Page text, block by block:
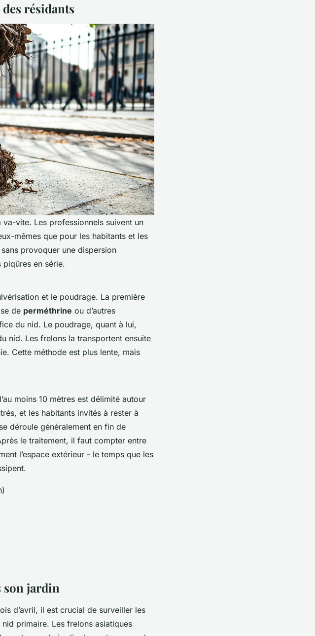
résidants
vite. Les professionnels suivent un
mêmes que pour les habitants et les
provoquer une dispersion
en série.
et le poudrage. La première
de perméthrine ou d’autres
du nid. Le poudrage, quant à lui,
nid. Les frelons la transportent ensuite
Cette méthode est plus lente, mais
moins 10 mètres est délimité autour
et les habitants invités à rester à
déroule généralement en fin de
le traitement, il faut compter entre
l’espace extérieur - le temps que les
son jardin
d’avril, il est crucial de surveiller les
nid primaire. Les frelons asiatiques